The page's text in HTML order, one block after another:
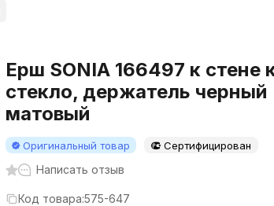
Ерш SONIA 166497 к стене
стекло, держатель черный
матовый
Оригинальный товар Сертифицирован
Написать отзыв
Код товара:575-647